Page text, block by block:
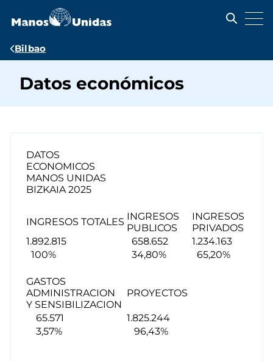
contenido
Ruta
navegación
Bilbao
Datos económicos
DATOS
ECONOMICOS
MANOS UNIDAS
BIZKAIA 2025
INGRESOS TOTALES INGRESOS
PUBLICOS
INGRESOS
PRIVADOS
1.892.815
658.652
1.234.163
100%
34,80% 65,20%
GASTOS
ADMINISTRACION
Y SENSIBILIZACION
PROYECTOS
65.571
1.825.244
3,57%
96,43%